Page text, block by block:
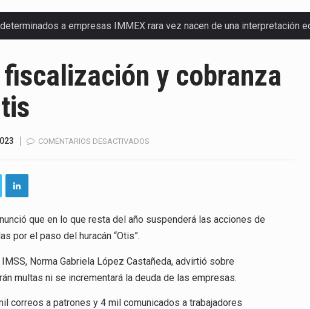
a empresas IMMEX rara vez nacen de una interpretación
México registró un aumento de 1.1% interanual en mayo de…
Unidos anunciará un arancel del 15 % sobre los productos fabricados…
de Estados Unidos (USDA) suspendió el 5 de agosto de 2026…
de exportación afiliada a Index en Nuevo León ha alcanzado hasta
Administrativa (TFJA), a través de su Segunda Sala Regional en…
y cobranza
COMENTARIOS DESACTIVADOS
A
OTIS
que en lo que resta del año suspenderá las acciones de
por el paso del huracán “Otis”.
Norma Gabriela López Castañeda, advirtió sobre
multas ni se incrementará la deuda de las empresas.
correos a patrones y 4 mil comunicados a trabajadores